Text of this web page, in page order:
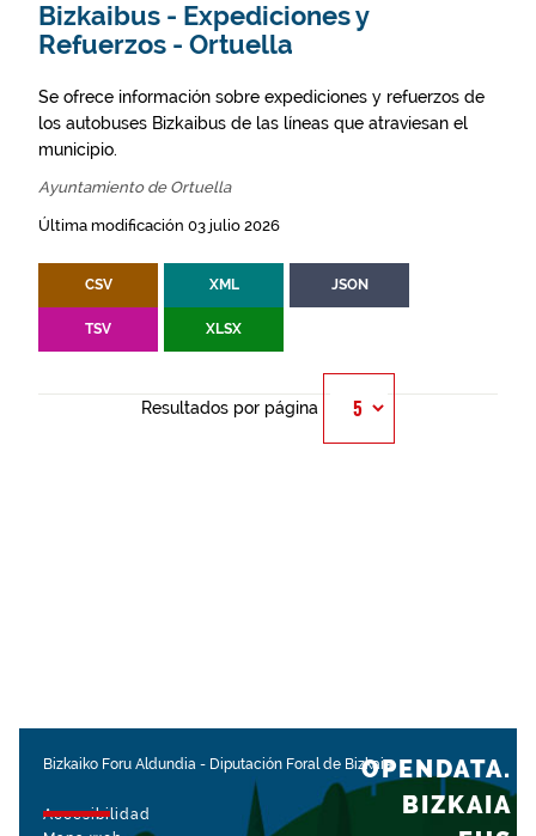
Bizkaibus - Expediciones y
Refuerzos - Ortuella
Se ofrece información sobre expediciones y refuerzos de
los autobuses Bizkaibus de las líneas que atraviesan el
municipio.
Ayuntamiento de Ortuella
Última modificación 03 julio 2026
CSV XML JSON
TSV XLSX
Resultados por página
Bizkaiko Foru Aldundia - Diputación Foral de Bizkaia
Accesibilidad
OPENDATA.
BIZKAIA